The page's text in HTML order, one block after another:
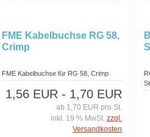
FME Kabelbuchse RG 58,
Crimp
FME Kabelbuchse für RG 58, Crimp
1,56 EUR - 1,70 EUR
ab 1,70 EUR pro St.
inkl. 19 % MwSt. zzgl.
Versandkosten